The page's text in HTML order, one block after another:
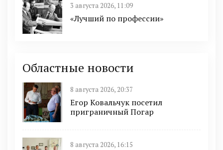
3 августа 2026, 11:09
«Лучший по профессии»
Областные новости
8 августа 2026, 20:37
Егор Ковальчук посетил
приграничный Погар
8 августа 2026, 16:15